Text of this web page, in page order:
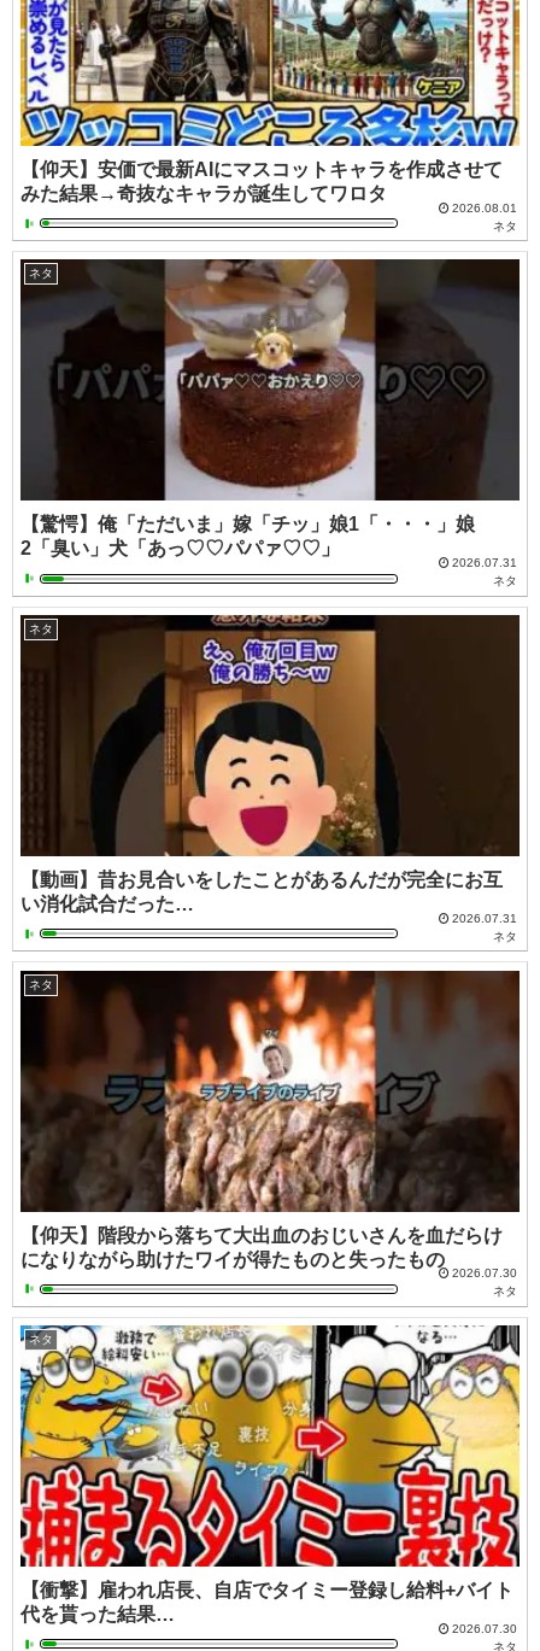
【仰天】安価で最新AIにマスコットキャラを作成させて
みた結果→奇抜なキャラが誕生してワロタ
2026.08.01
ネタ
ネタ
【驚愕】俺「ただいま」嫁「チッ」娘1「・・・」娘
2「臭い」犬「あっ♡♡パパァ♡♡」
2026.07.31
ネタ
ネタ
【動画】昔お見合いをしたことがあるんだが完全にお互
い消化試合だった…
2026.07.31
ネタ
ネタ
【仰天】階段から落ちて大出血のおじいさんを血だらけ
になりながら助けたワイが得たものと失ったもの
2026.07.30
ネタ
ネタ
【衝撃】雇われ店長、自店でタイミー登録し給料+バイト
代を貰った結果…
2026.07.30
ネタ